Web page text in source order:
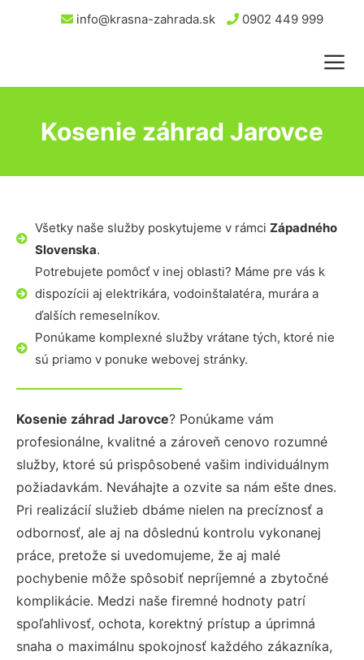
info@krasna-zahrada.sk 0902 449 999
Kosenie záhrad Jarovce
Všetky naše služby poskytujeme v rámci Západného
Slovenska.
Potrebujete pomôcť v inej oblasti? Máme pre vás k
dispozícii aj elektrikára, vodoinštalatéra, murára a
ďalších remeselníkov.
Ponúkame komplexné služby vrátane tých, ktoré nie
sú priamo v ponuke webovej stránky.
Kosenie záhrad Jarovce? Ponúkame vám
profesionálne, kvalitné a zároveň cenovo rozumné
služby, ktoré sú prispôsobené vašim individuálnym
požiadavkám. Neváhajte a ozvite sa nám ešte dnes.
Pri realizácií služieb dbáme nielen na precíznosť a
odbornosť, ale aj na dôslednú kontrolu vykonanej
práce, pretože si uvedomujeme, že aj malé
pochybenie môže spôsobiť nepríjemné a zbytočné
komplikácie. Medzi naše firemné hodnoty patrí
spoľahlivosť, ochota, korektný prístup a úprimná
snaha o maximálnu spokojnosť každého zákazníka,